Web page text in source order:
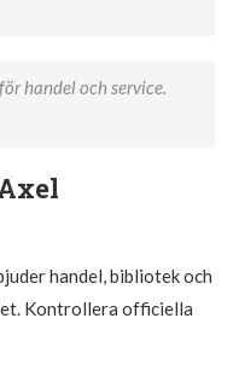
handel och service.
handel, bibliotek och
Kontrollera officiella